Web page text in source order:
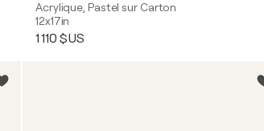
Acrylique, Pastel sur Carton
12x17in
1 110 $US